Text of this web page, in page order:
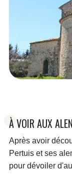
À VOIR AUX
Après avoir
Pertuis et ses
pour dévoiler